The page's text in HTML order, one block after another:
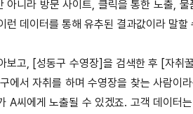
니라 방문 사이트, 클릭을 통한 노출,
데이터를 통해 유추된 결과값이라 말할
고, [성동구 수영장]을 검색한 후 [자취
에서 자취를 하며 수영장을 찾는 사람이
A씨에게 노출될 수 있겠죠. 고객 데이터